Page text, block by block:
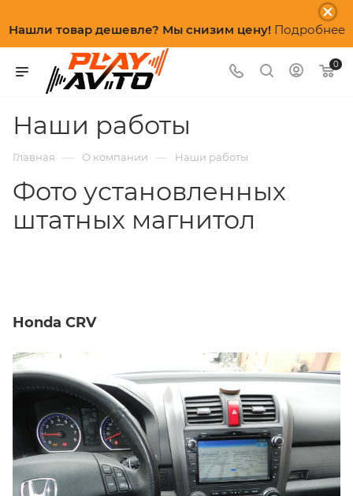
Нашли товар дешевле? Мы снизим цену! Подробнее
0
Наши работы
Главная — О компании — Наши работы
Фото установленных
штатных магнитол
Honda CRV